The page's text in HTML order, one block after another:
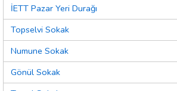
İETT Pazar Yeri Durağı
Topselvi Sokak
Numune Sokak
Gönül Sokak